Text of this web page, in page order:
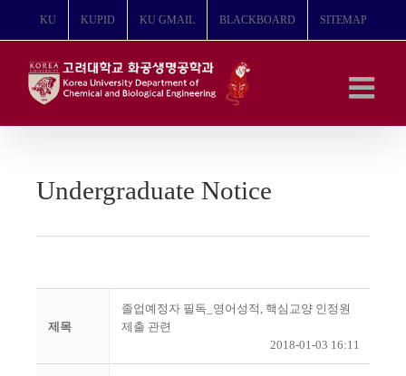
뛰
KU KUPID KU GMAIL BLACKBOARD SITEMAP
Undergraduate Notice
제목
졸업예정자 필독_영어성적, 핵심교양 인정원
제출 관련
2018-01-03 16:11